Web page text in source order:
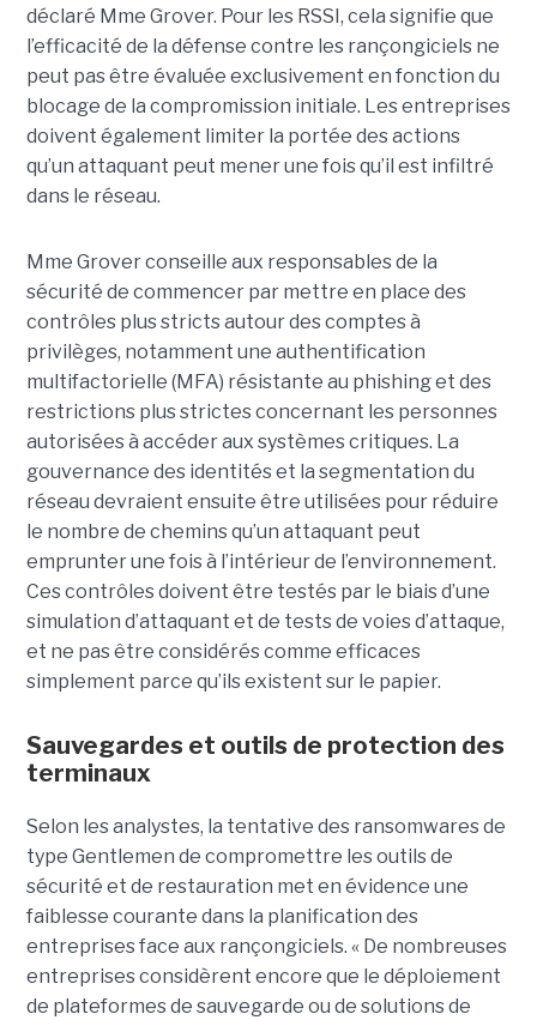
déclaré Mme Grover. Pour les RSSI, cela signifie que
l’efficacité de la défense contre les rançongiciels ne
peut pas être évaluée exclusivement en fonction du
blocage de la compromission initiale. Les entreprises
doivent également limiter la portée des actions
qu’un attaquant peut mener une fois qu’il est infiltré
dans le réseau.
Mme Grover conseille aux responsables de la
sécurité de commencer par mettre en place des
contrôles plus stricts autour des comptes à
privilèges, notamment une authentification
multifactorielle (MFA) résistante au phishing et des
restrictions plus strictes concernant les personnes
autorisées à accéder aux systèmes critiques. La
gouvernance des identités et la segmentation du
réseau devraient ensuite être utilisées pour réduire
le nombre de chemins qu’un attaquant peut
emprunter une fois à l’intérieur de l’environnement.
Ces contrôles doivent être testés par le biais d’une
simulation d’attaquant et de tests de voies d’attaque,
et ne pas être considérés comme efficaces
simplement parce qu’ils existent sur le papier.
Sauvegardes et outils de protection des
terminaux
Selon les analystes, la tentative des ransomwares de
type Gentlemen de compromettre les outils de
sécurité et de restauration met en évidence une
faiblesse courante dans la planification des
entreprises face aux rançongiciels. « De nombreuses
entreprises considèrent encore que le déploiement
de plateformes de sauvegarde ou de solutions de